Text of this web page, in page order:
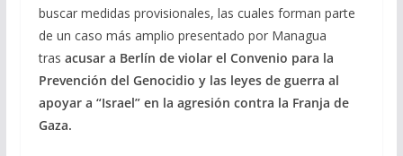
buscar medidas provisionales, las cuales forman parte
de un caso más amplio presentado por Managua
tras acusar a Berlín de violar el Convenio para la
Prevención del Genocidio y las leyes de guerra al
apoyar a “Israel” en la agresión contra la Franja de
Gaza.